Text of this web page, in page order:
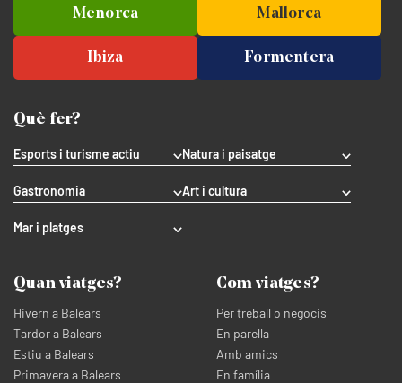
Menorca Mallorca
Ibiza Formentera
Què fer?
Esports i turisme actiu Natura i paisatge
Gastronomia Art i cultura
Mar i platges
Quan viatges?
Hivern a Balears
Tardor a Balears
Estiu a Balears
Primavera a Balears
Com viatges?
Per treball o negocis
En parella
Amb amics
En família